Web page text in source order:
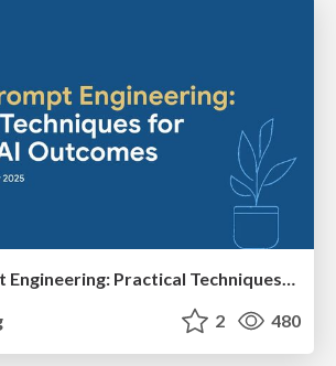
Gemini Prompt Engineering: Practical Techniques for Tangible AI Outcomes
2 480